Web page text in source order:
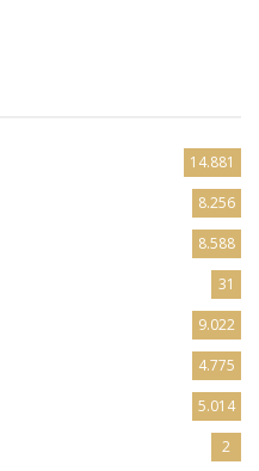
14.881
8.256
8.588
31
9.022
4.775
5.014
2